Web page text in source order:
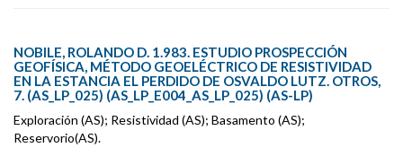
NOBILE, ROLANDO D. 1.983. ESTUDIO PROSPECCIÓN
GEOFÍSICA, MÉTODO GEOELÉCTRICO DE RESISTIVIDAD
EN LA ESTANCIA EL PERDIDO DE OSVALDO LUTZ. OTROS,
7. (AS_LP_025) (AS_LP_E004_AS_LP_025) (AS-LP)
Exploración (AS); Resistividad (AS); Basamento (AS);
Reservorio(AS).